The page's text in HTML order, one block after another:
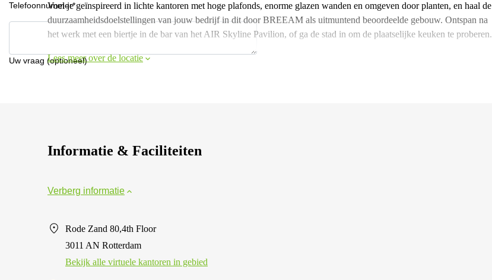
Telefoonnummer*
Uw vraag (optioneel)
Voel je geïnspireerd in lichte kantoren met hoge plafonds, enorme glazen wanden en omgeven door planten, en haal de
duurzaamheidsdoelstellingen van jouw bedrijf in dit door BREEAM als uitmuntend beoordeelde gebouw. Ontspan na
het werk met een biertje in de bar van het AIR Skyline Pavilion, of ga de stad in om de plaatselijke keuken te proberen.
Lees meer over de locatie
Informatie & Faciliteiten
Verberg informatie
Rode Zand 80,4th Floor
3011 AN Rotterdam
Bekijk alle virtuele kantoren in gebied